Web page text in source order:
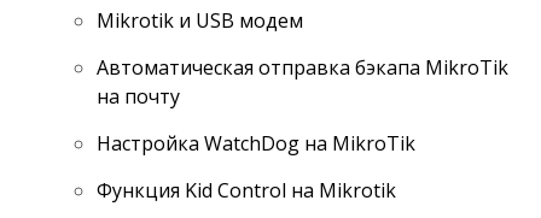
Mikrotik и USB модем
Автоматическая отправка бэкапа MikroTik
на почту
Настройка WatchDog на MikroTik
Функция Kid Control на Mikrotik